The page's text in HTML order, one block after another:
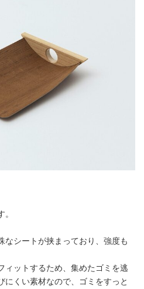
なシートが挟まっており、強度も
ィットするため、集めたゴミを逃
にくい素材なので、ゴミをすっと